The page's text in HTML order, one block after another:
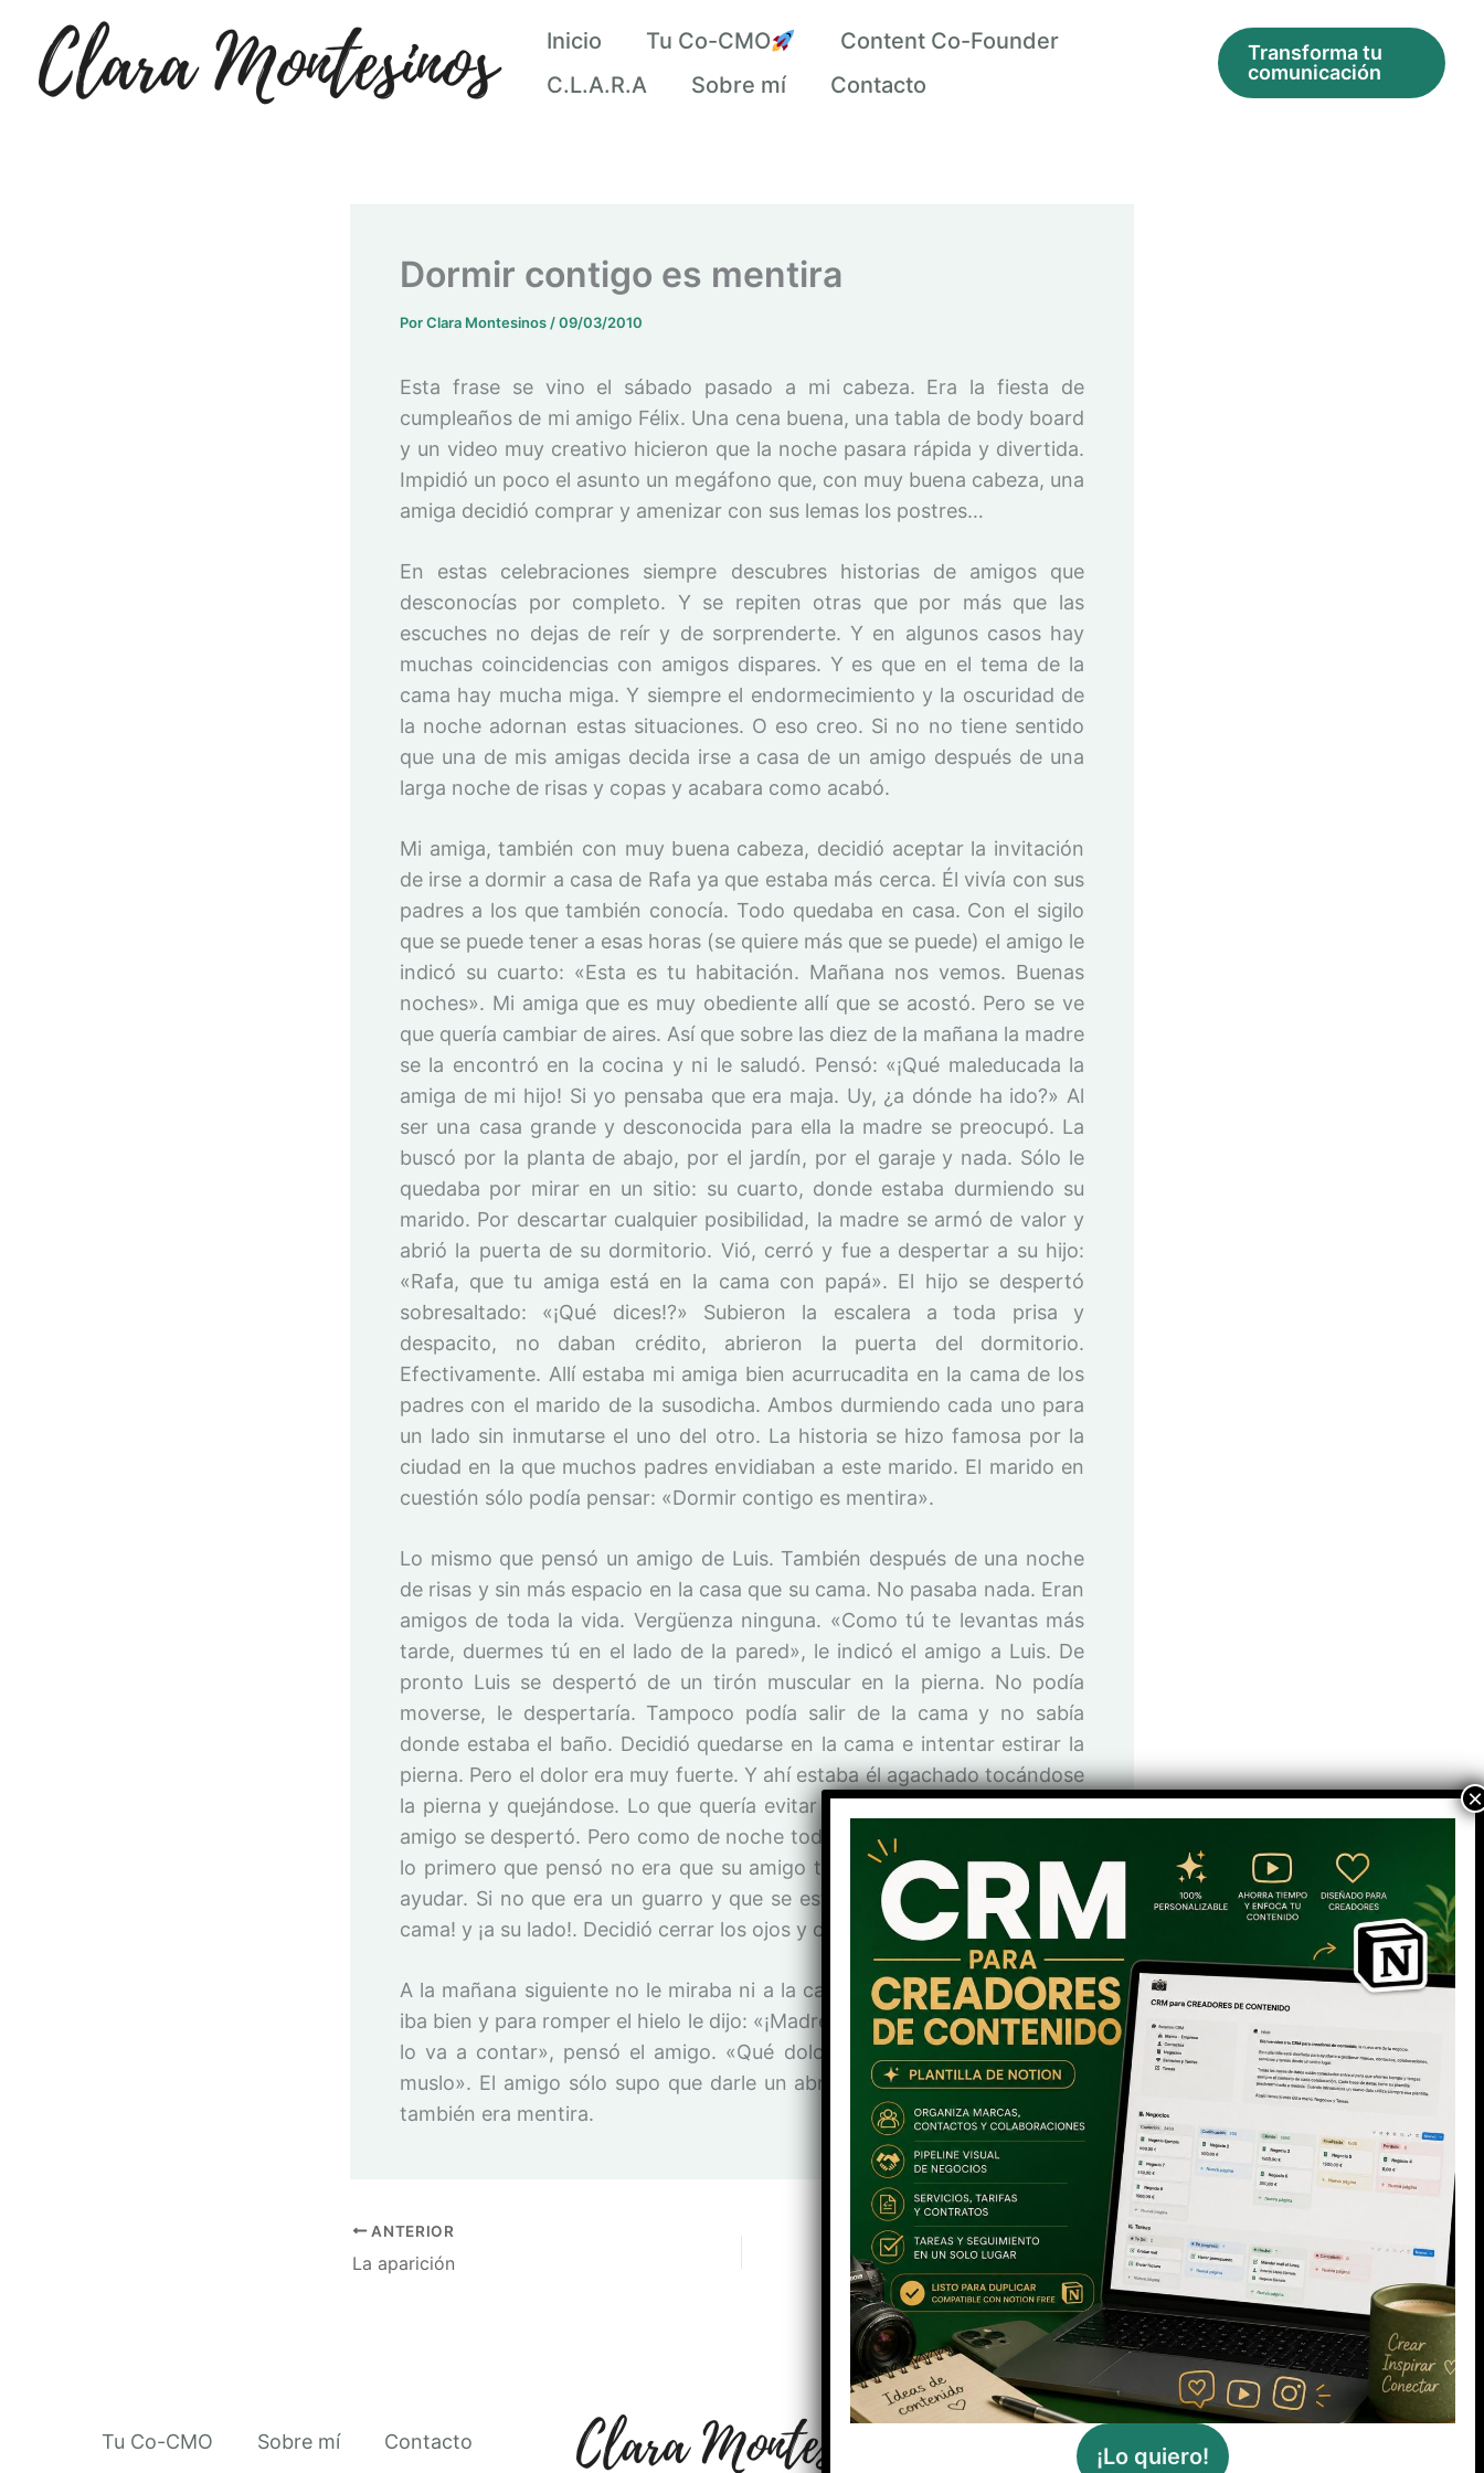
contenido
Inicio Tu Co-CMO
Content Co-Founder
C.L.A.R.A
Sobre mí Contacto
Transforma tu
comunicación
Dormir contigo es mentira
PorClara Montesinos /09/03/2010
Esta frase se vino el sábado pasado a mi cabeza. Era la fiesta de
cumpleaños de mi amigo Félix. Una cena buena, una tabla de body board
y un video muy creativo hicieron que la noche pasara rápida y divertida.
Impidió un poco el asunto un megáfono que, con muy buena cabeza, una
amiga decidió comprar y amenizar con sus lemas los postres…
En estas celebraciones siempre descubres historias de amigos que
desconocías por completo. Y se repiten otras que por más que las
escuches no dejas de reír y de sorprenderte. Y en algunos casos hay
muchas coincidencias con amigos dispares. Y es que en el tema de la
cama hay mucha miga. Y siempre el endormecimiento y la oscuridad de
la noche adornan estas situaciones. O eso creo. Si no no tiene sentido
que una de mis amigas decida irse a casa de un amigo después de una
larga noche de risas y copas y acabara como acabó.
Mi amiga, también con muy buena cabeza, decidió aceptar la invitación
de irse a dormir a casa de Rafa ya que estaba más cerca. Él vivía con sus
padres a los que también conocía. Todo quedaba en casa. Con el sigilo
que se puede tener a esas horas (se quiere más que se puede) el amigo le
indicó su cuarto: «Esta es tu habitación. Mañana nos vemos. Buenas
noches». Mi amiga que es muy obediente allí que se acostó. Pero se ve
que quería cambiar de aires. Así que sobre las diez de la mañana la madre
se la encontró en la cocina y ni le saludó. Pensó: «¡Qué maleducada la
amiga de mi hijo! Si yo pensaba que era maja. Uy, ¿a dónde ha ido?» Al
ser una casa grande y desconocida para ella la madre se preocupó. La
buscó por la planta de abajo, por el jardín, por el garaje y nada. Sólo le
quedaba por mirar en un sitio: su cuarto, donde estaba durmiendo su
marido. Por descartar cualquier posibilidad, la madre se armó de valor y
abrió la puerta de su dormitorio. Vió, cerró y fue a despertar a su hijo:
«Rafa, que tu amiga está en la cama con papá». El hijo se despertó
sobresaltado: «¡Qué dices!?» Subieron la escalera a toda prisa y
despacito, no daban crédito, abrieron la puerta del dormitorio.
Efectivamente. Allí estaba mi amiga bien acurrucadita en la cama de los
padres con el marido de la susodicha. Ambos durmiendo cada uno para
un lado sin inmutarse el uno del otro. La historia se hizo famosa por la
ciudad en la que muchos padres envidiaban a este marido. El marido en
cuestión sólo podía pensar: «Dormir contigo es mentira».
Lo mismo que pensó un amigo de Luis. También después de una noche
de risas y sin más espacio en la casa que su cama. No pasaba nada. Eran
amigos de toda la vida. Vergüenza ninguna. «Como tú te levantas más
tarde, duermes tú en el lado de la pared», le indicó el amigo a Luis. De
pronto Luis se despertó de un tirón muscular en la pierna. No podía
moverse, le despertaría. Tampoco podía salir de la cama y no sabía
donde estaba el baño. Decidió quedarse en la cama e intentar estirar la
pierna. Pero el dolor era muy fuerte. Y ahí estaba él agachado tocándose
la pierna y quejándose. Lo que quería evitar se convirtió en realidad. Su
amigo se despertó. Pero como de noche todo se confunde, logicamente
lo primero que pensó no era que su amigo tenía un tirón y que le podía
ayudar. Si no que era un guarro y que se estaba aliviando en ¡su propia
cama! y ¡a su lado!. Decidió cerrar los ojos y continuar durmiendo.
A la mañana siguiente no le miraba ni a la cara. Luis notaba que algo no
iba bien y para romper el hielo le dijo: «¡Madre mía anoche!». «Encima me
lo va a contar», pensó el amigo. «Qué dolor el tirón que me dió en el
muslo». El amigo sólo supo que darle un abrazo y es que dormir con él
también era mentira.
ANTERIOR
La aparición
SIGUIENTE
Bienvenidos
Tu Co-CMO Sobre mí Contacto
©Clara Montesinos· Consultora de
¡Lo quiero!